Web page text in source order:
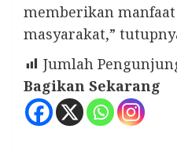
memberikan
masyarakat,”
Jumlah
Bagikan Sekarang